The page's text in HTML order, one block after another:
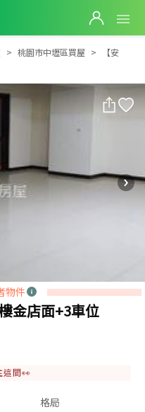
過嶺商圈一樓金店面+3車位
桃園市中壢區買屋
【安
物件
金店面+3車位
這間👀
格局